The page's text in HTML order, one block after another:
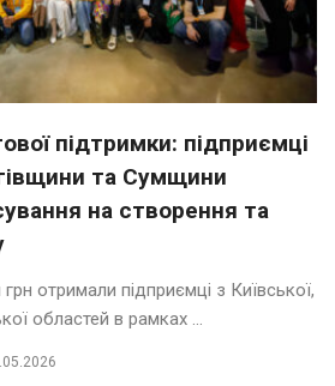
підтримки: підприємці
та Сумщини
на створення та
отримали підприємці з Київської,
областей в рамках ...